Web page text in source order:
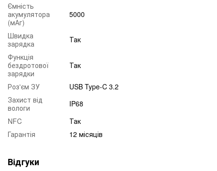
Ємність
акумулятора
(мАг)
5000
Швидка
зарядка
Так
Функція
бездротової
зарядки
Так
Роз'єм ЗУ
USB Type-C 3.2
Захист від
вологи
IP68
NFC
Так
Гарантія
12 місяців
Відгуки